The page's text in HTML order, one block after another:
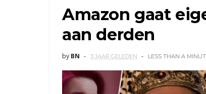
Amazon gaat
aan derden
by BN 3 JAAR GELEDEN LESS THAN A